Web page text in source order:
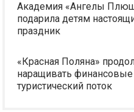
Академия «Ангелы
подарила детям
праздник
«Красная Поляна»
наращивать финансовые
туристический поток